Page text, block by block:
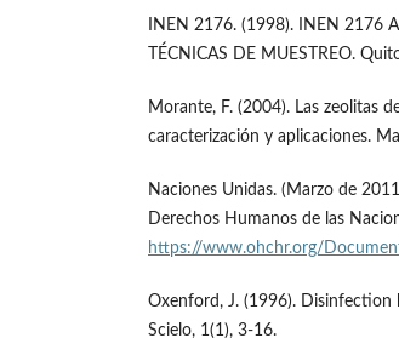
INEN 2176. (1998). INEN 2176
TÉCNICAS DE MUESTREO.
Morante, F. (2004). Las zeolitas
caracterización y aplicaciones.
Naciones Unidas. (Marzo de
Derechos Humanos de las
https://www.ohchr.org/
Oxenford, J. (1996).
Scielo, 1(1), 3-16.